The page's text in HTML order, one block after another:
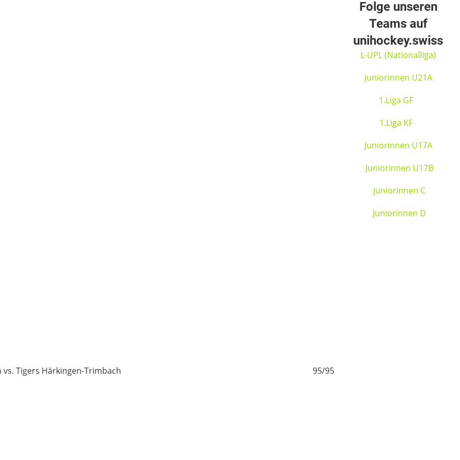
vs. Tigers Härkingen-Trimbach 95/95
Folge unseren
Teams auf
unihockey.swiss
L-UPL (Nationalliga)
Juniorinnen U21A
1.Liga GF
1.Liga KF
Juniorinnen U17A
Juniorinnen U17B
Juniorinnen C
Juniorinnen D